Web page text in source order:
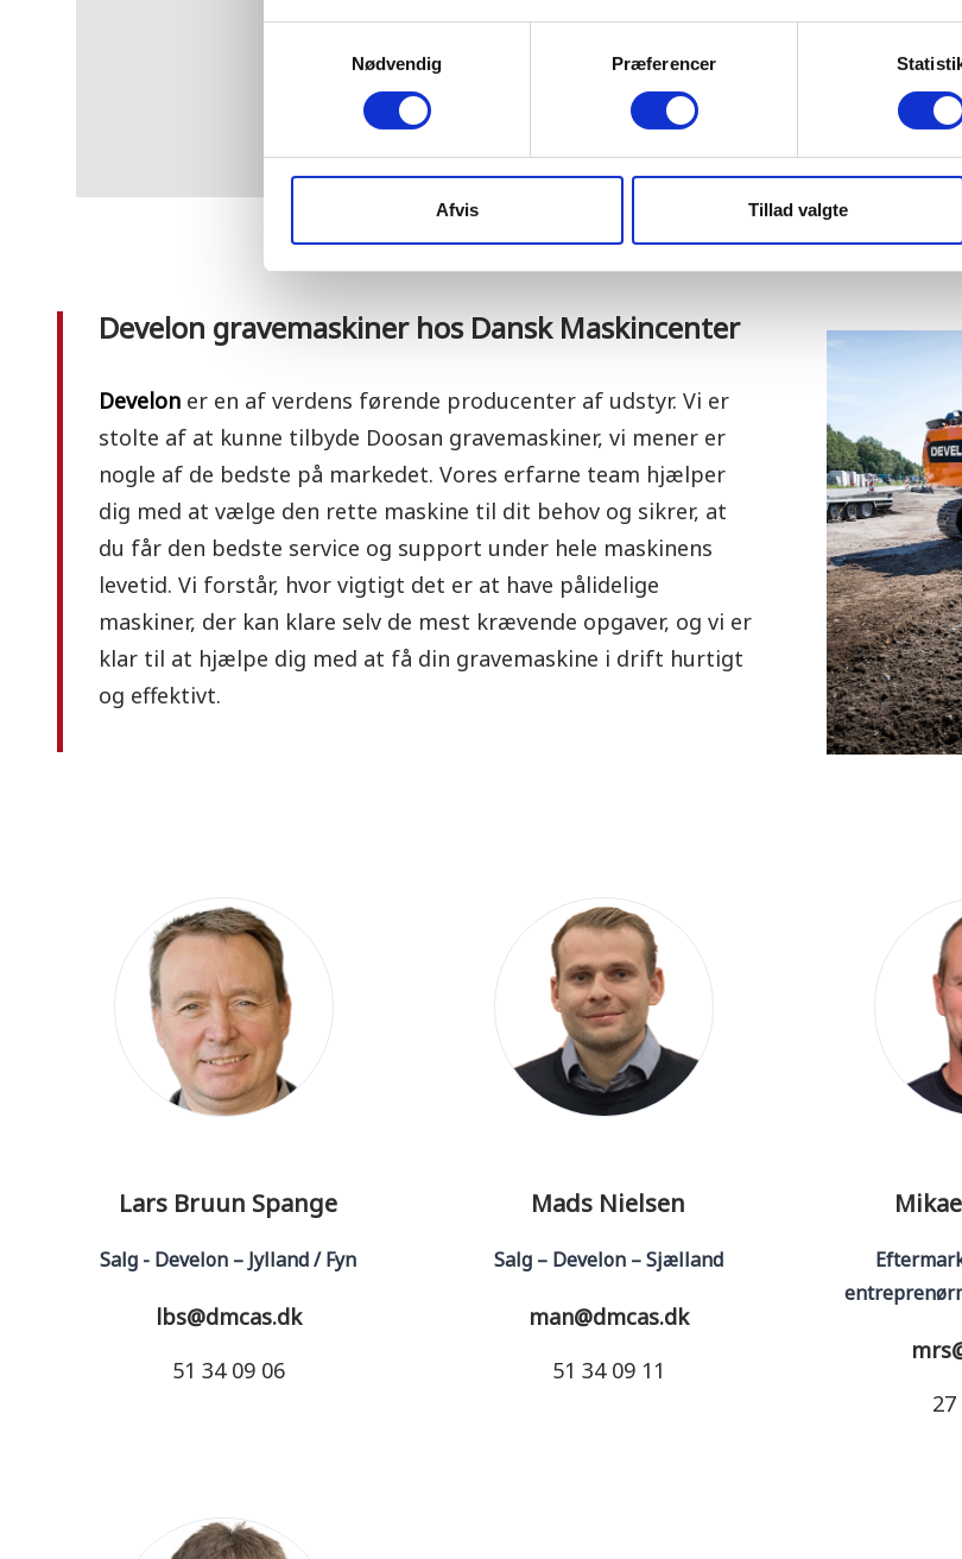
Nødvendig
Præferencer
Afvis Tillad valgte
der er
klar til at
Develon gravemaskiner hos Dansk Maskincenter
Develon er en af verdens førende producenter af udstyr. Vi er
stolte af at kunne tilbyde Doosan gravemaskiner, vi mener er
nogle af de bedste på markedet. Vores erfarne team hjælper
dig med at vælge den rette maskine til dit behov og sikrer, at
du får den bedste service og support under hele maskinens
levetid. Vi forstår, hvor vigtigt det er at have pålidelige
maskiner, der kan klare selv de mest krævende opgaver, og vi er
klar til at hjælpe dig med at få din gravemaskine i drift hurtigt
og effektivt.
Lars Bruun Spange
Salg - Develon – Jylland / Fyn
lbs@dmcas.dk
51 34 09 06
Mads Nielsen
Salg – Develon – Sjælland
man@dmcas.dk
51 34 09 11
27